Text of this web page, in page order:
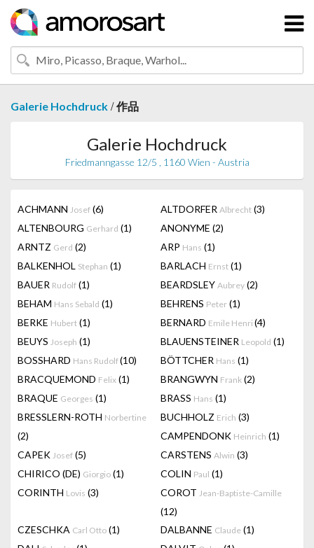
Galerie Hochdruck /作品
Galerie Hochdruck
Friedmanngasse 12/5 , 1160 Wien - Austria
ACHMANN Josef (6) ALTDORFER Albrecht (3)
ALTENBOURG Gerhard (1) ANONYME (2)
ARNTZ Gerd (2) ARP Hans (1)
BALKENHOL Stephan (1) BARLACH Ernst (1)
BAUER Rudolf (1) BEARDSLEY Aubrey (2)
BEHAM Hans Sebald (1) BEHRENS Peter (1)
BERKE Hubert (1) BERNARD Emile Henri (4)
BEUYS Joseph (1) BLAUENSTEINER Leopold (1)
BOSSHARD Hans Rudolf(10) BÖTTCHER Hans (1)
BRACQUEMOND Felix (1) BRANGWYN Frank (2)
BRAQUE Georges (1) BRASS Hans (1)
BRESSLERN-ROTH Norbertine
(2)
BUCHHOLZ Erich (3)
CAMPENDONK Heinrich (1)
CAPEK Josef (5) CARSTENS Alwin (3)
CHIRICO (DE) Giorgio (1) COLIN Paul (1)
CORINTH Lovis (3) COROT Jean-Baptiste-Camille
(12)
CZESCHKA Carl Otto (1) DALBANNE Claude (1)